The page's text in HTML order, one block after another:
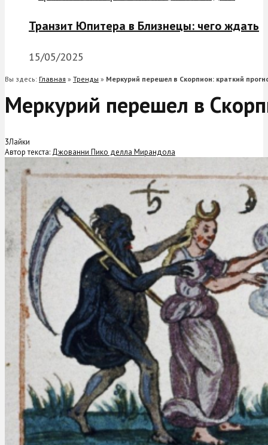
Транзит Юпитера в Близнецы: чего ждать
15/05/2025
Вы здесь: Главная » Тренды » Меркурий перешел в Скорпион: краткий
Меркурий перешел в
3Лайки
Автор текста: Джованни Пико делла Мирандола